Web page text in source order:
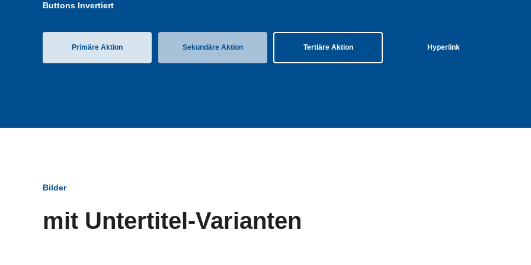
Buttons Invertiert
Primäre Aktion Sekundäre Aktion Tertiäre Aktion Hyperlink
Bilder
mit Untertitel-Varianten